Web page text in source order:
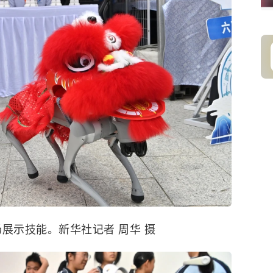
示技能。新华社记者 周华 摄